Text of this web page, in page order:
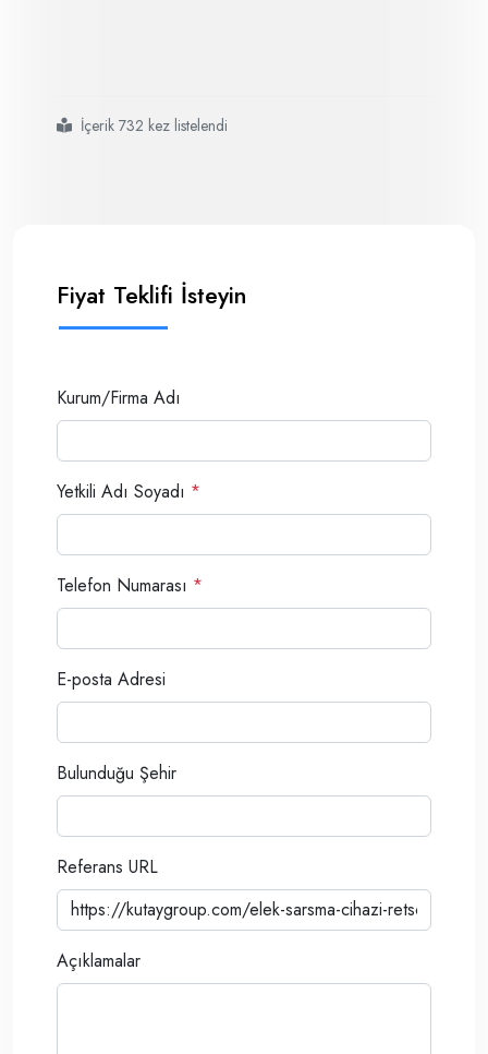
#elek sarsma cihazı
#
# İçerik 732 kez listelendi
Fiyat Teklifi İsteyin
Kurum/Firma Adı
Yetkili Adı Soyadı *
Telefon Numarası *
E-posta Adresi
Bulunduğu Şehir
Referans URL
Açıklamalar